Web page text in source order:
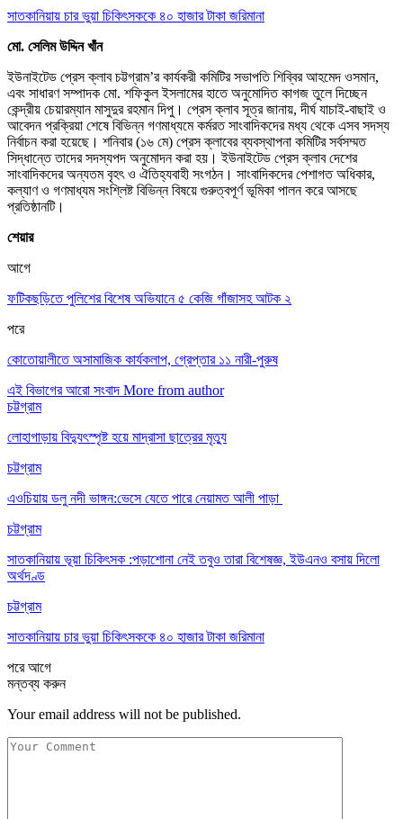
সাতকানিয়ায় চার ভুয়া চিকিৎসককে ৪০ হাজার টাকা জরিমানা
মো. সেলিম উদ্দিন খাঁন
ইউনাইটেড প্রেস ক্লাব চট্টগ্রাম’র কার্যকরী কমিটির সভাপতি শিব্বির আহমেদ ওসমান,
এবং সাধারণ সম্পাদক মো. শফিকুল ইসলামের হাতে অনুমোদিত কাগজ তুলে দিচ্ছেন
কেন্দ্রীয় চেয়ারম্যান মাসুদুর রহমান দিপু। প্রেস ক্লাব সূত্র জানায়, দীর্ঘ যাচাই-বাছাই ও
আবেদন প্রক্রিয়া শেষে বিভিন্ন গণমাধ্যমে কর্মরত সাংবাদিকদের মধ্য থেকে এসব সদস্য
নির্বাচন করা হয়েছে। শনিবার (১৬ মে) প্রেস ক্লাবের ব্যবস্থাপনা কমিটির সর্বসম্মত
সিদ্ধান্তে তাদের সদস্যপদ অনুমোদন করা হয়। ইউনাইটেড প্রেস ক্লাব দেশের
সাংবাদিকদের অন্যতম বৃহৎ ও ঐতিহ্যবাহী সংগঠন। সাংবাদিকদের পেশাগত অধিকার,
কল্যাণ ও গণমাধ্যম সংশ্লিষ্ট বিভিন্ন বিষয়ে গুরুত্বপূর্ণ ভূমিকা পালন করে আসছে
প্রতিষ্ঠানটি।
শেয়ার
আগে
ফটিকছড়িতে পুলিশের বিশেষ অভিযানে ৫ কেজি গাঁজাসহ আটক ২
পরে
কোতোয়ালীতে অসামাজিক কার্যকলাপ, গ্রেপ্তার ১১ নারী-পুরুষ
এই বিভাগের আরো সংবাদ More from author
চট্টগ্রাম
লোহাগাড়ায় বিদ্যুৎস্পৃষ্ট হয়ে মাদ্রাসা ছাত্রের মৃত্যু
চট্টগ্রাম
এওচিয়ায় ডলু নদী ভাঙ্গন:ভেসে যেতে পারে নেয়ামত আলী পাড়া
চট্টগ্রাম
সাতকানিয়ায় ভূয়া চিকিৎসক :পড়াশোনা নেই তবুও তারা বিশেষজ্ঞ, ইউএনও বসায় দিলো
অর্থদণ্ড
চট্টগ্রাম
সাতকানিয়ায় চার ভুয়া চিকিৎসককে ৪০ হাজার টাকা জরিমানা
পরেআগে
মন্তব্য করুন
Your email address will not be published.